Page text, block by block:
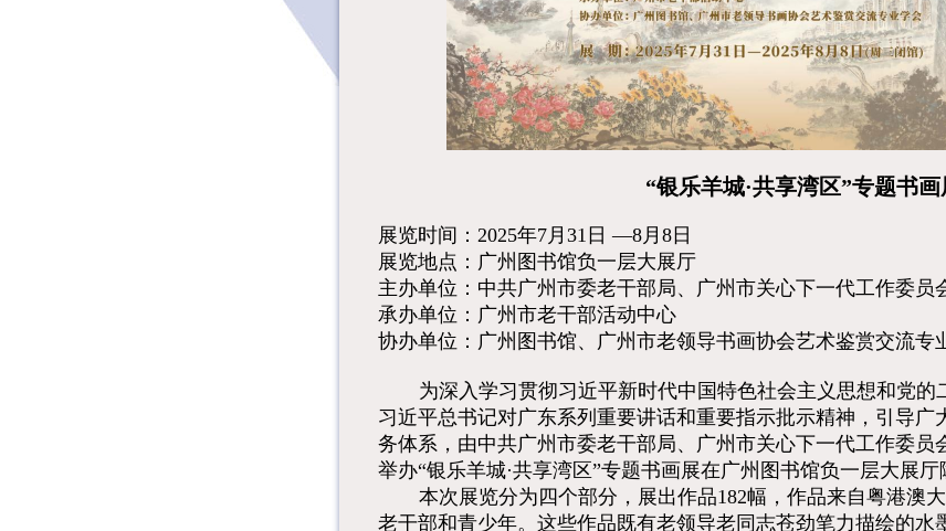
“银乐羊城·共享湾区”专题书画
展览时间：2025年7月31日 —8月8日
展览地点：广州图书馆负一层大展厅
主办单位：中共广州市委老干部局、广州市关心下一代工作委员
承办单位：广州市老干部活动中心
协办单位：广州图书馆、广州市老领导书画协会艺术鉴赏交流专
为深入学习贯彻习近平新时代中国特色社会主义思想和党的
习近平总书记对广东系列重要讲话和重要指示批示精神，引导广
务体系，由中共广州市委老干部局、广州市关心下一代工作委员
举办“银乐羊城·共享湾区”专题书画展在广州图书馆负一层大展厅
本次展览分为四个部分，展出作品182幅，作品来自粤港澳
老干部和青少年。这些作品既有老领导老同志苍劲笔力描绘的水